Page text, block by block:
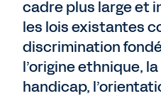
cadre plus large et
les lois existantes
discrimination
l’origine ethnique,
handicap,